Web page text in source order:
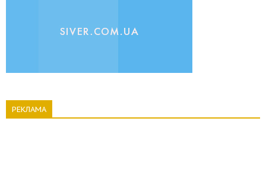
РЕКЛАМА